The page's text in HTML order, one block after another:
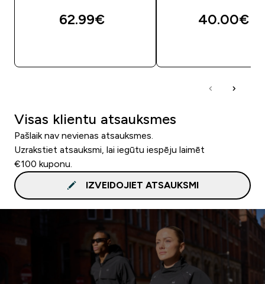
62.99€‎ 40.00€‎
Visas klientu atsauksmes
Pašlaik nav nevienas atsauksmes.
Uzrakstiet atsauksmi, lai iegūtu iespēju laimēt
€100 kuponu.
IZVEIDOJIET ATSAUKSMI